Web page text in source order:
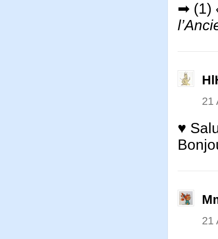
➡ (1)
21
♥
21